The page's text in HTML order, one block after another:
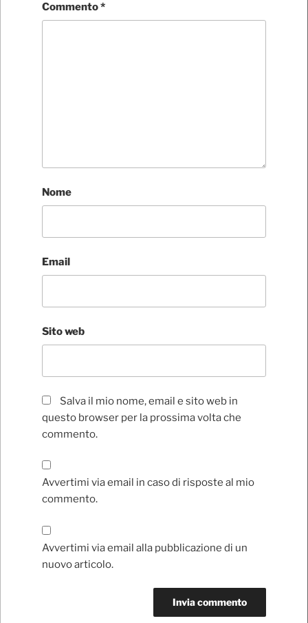
Commento*
Nome
Email
Sito web
Salva il mio nome, email e sito web in
questo browser per la prossima volta che
commento.
Avvertimi via email in caso di risposte al mio
commento.
Avvertimi via email alla pubblicazione di un
nuovo articolo.